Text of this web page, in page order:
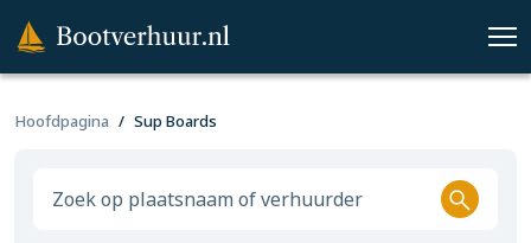
Hoofdpagina Sup Boards